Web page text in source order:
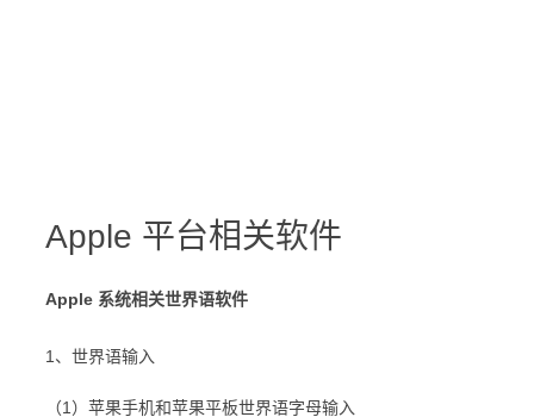
Apple 平台相关软件
Apple 系统相关世界语软件
1、世界语输入
（1）苹果手机和苹果平板世界语字母输入